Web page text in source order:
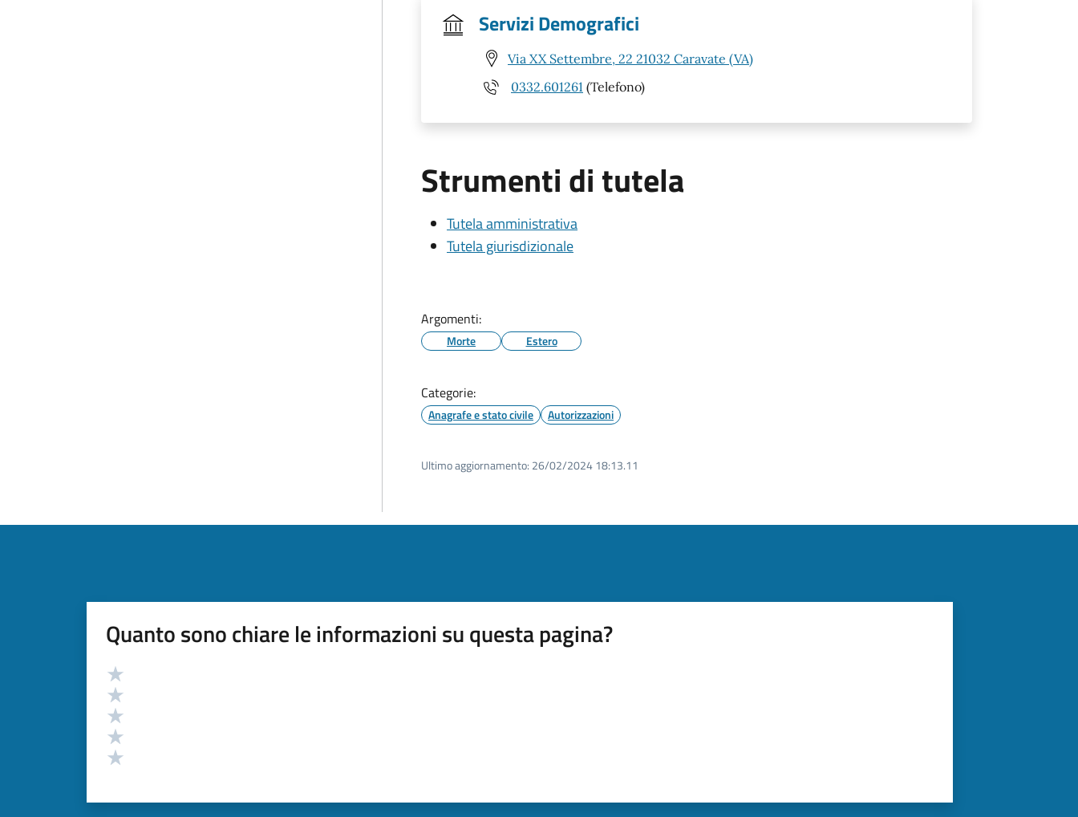
Servizi Demografici
Via XX Settembre, 22 21032 Caravate (VA)
0332.601261 (Telefono)
Strumenti di tutela
Tutela amministrativa
Tutela giurisdizionale
Argomenti:
Morte Estero
Categorie:
Anagrafe e stato civile Autorizzazioni
Ultimo aggiornamento: 26/02/2024 18:13.11
Quanto sono chiare le informazioni su questa pagina?
Valutazione